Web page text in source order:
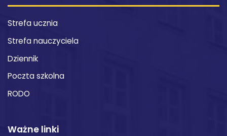
Strefa ucznia
Strefa nauczyciela
Dziennik
Poczta szkolna
RODO
Ważne linki